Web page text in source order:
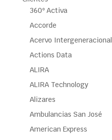
360º Activa
Accorde
Acervo Intergeneracional
Actions Data
ALIRA
ALIRA Technology
Alizares
Ambulancias San José
American Express